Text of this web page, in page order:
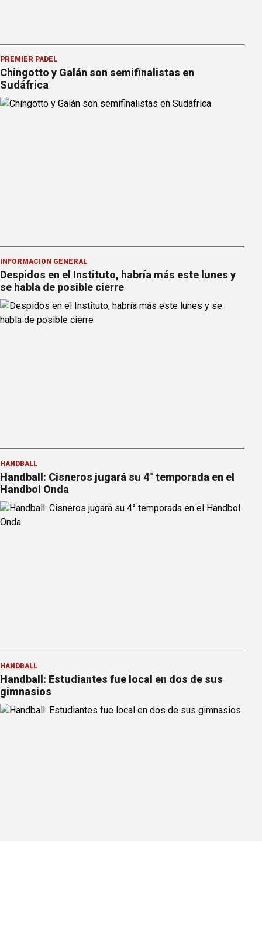
PREMIER PÁDEL
Chingotto y Galán son semifinalistas en
Sudáfrica
INFORMACION GENERAL
Despidos en el Instituto, habría más este lunes y
se habla de posible cierre
HANDBALL
Handball: Cisneros jugará su 4° temporada en el
Handbol Onda
HANDBALL
Handball: Estudiantes fue local en dos de sus
gimnasios